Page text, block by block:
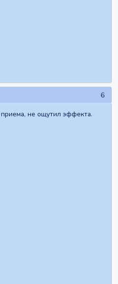
6
не ощутил эффекта.